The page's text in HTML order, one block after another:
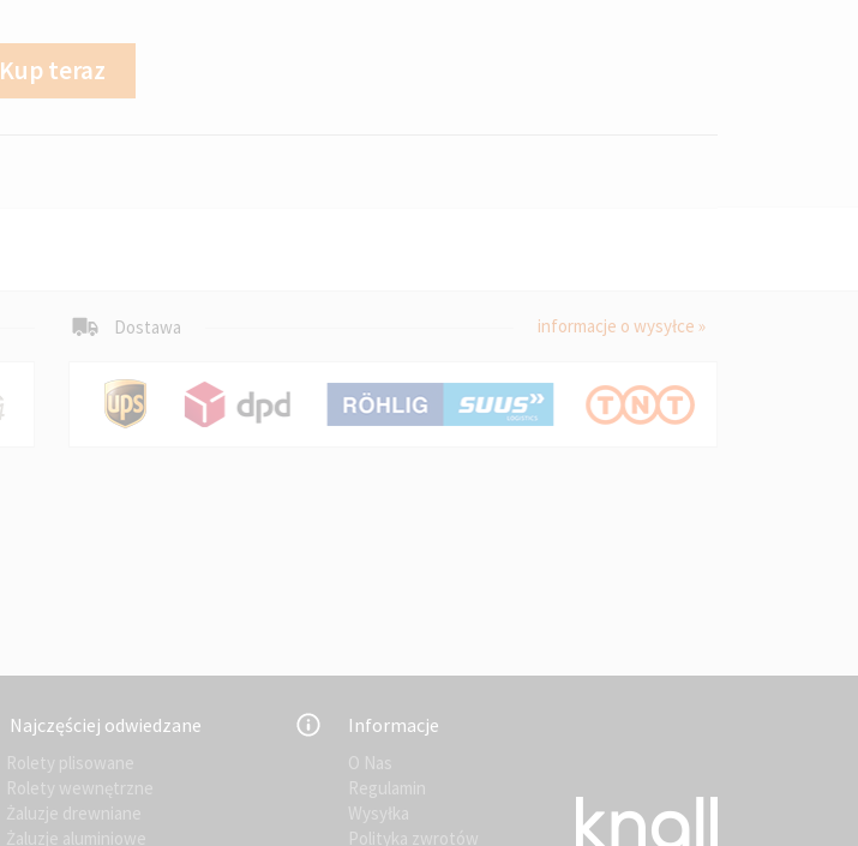
Kup teraz
Dostawa informacje o wysyłce »
Najczęściej odwiedzane
Rolety plisowane
Rolety wewnętrzne
Żaluzje drewniane
Żaluzje aluminiowe
Informacje
O Nas
Regulamin
Wysyłka
Polityka zwrotów